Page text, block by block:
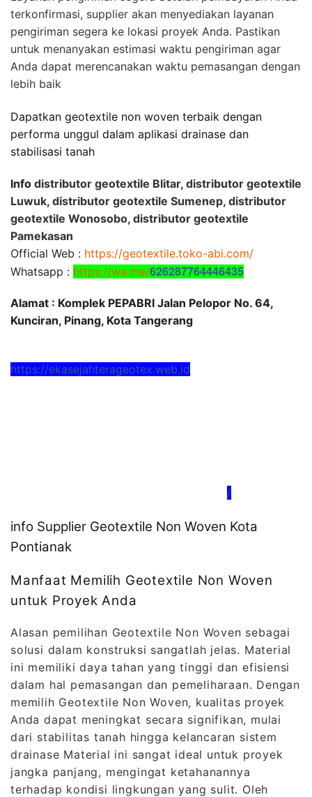
terkonfirmasi, supplier akan menyediakan layanan
pengiriman segera ke lokasi proyek Anda. Pastikan
untuk menanyakan estimasi waktu pengiriman agar
Anda dapat merencanakan waktu pemasangan dengan
lebih baik
Dapatkan geotextile non woven terbaik dengan
performa unggul dalam aplikasi drainase dan
stabilisasi tanah
Info distributor geotextile Blitar, distributor geotextile
Luwuk, distributor geotextile Sumenep, distributor
geotextile Wonosobo, distributor geotextile
Pamekasan
Official Web : https://geotextile.toko-abi.com/
Whatsapp : https://wa.me/626287764446435
Alamat : Komplek PEPABRI Jalan Pelopor No. 64,
Kunciran, Pinang, Kota Tangerang
https://ekasejahterageotex.web.id
/
info Supplier Geotextile Non Woven Kota
Pontianak
Manfaat Memilih Geotextile Non Woven
untuk Proyek Anda
Alasan pemilihan Geotextile Non Woven sebagai
solusi dalam konstruksi sangatlah jelas. Material
ini memiliki daya tahan yang tinggi dan efisiensi
dalam hal pemasangan dan pemeliharaan. Dengan
memilih Geotextile Non Woven, kualitas proyek
Anda dapat meningkat secara signifikan, mulai
dari stabilitas tanah hingga kelancaran sistem
drainase Material ini sangat ideal untuk proyek
jangka panjang, mengingat ketahanannya
terhadap kondisi lingkungan yang sulit. Oleh